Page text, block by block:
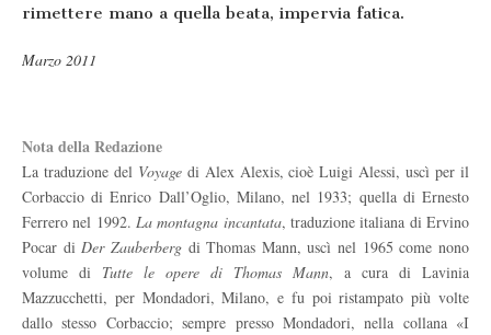
rimettere mano a quella beata, impervia fatica.
Marzo 2011
Nota della Redazione
La traduzione del Voyage di Alex Alexis, cioè Luigi Alessi, uscì per il
Corbaccio di Enrico Dall’Oglio, Milano, nel 1933; quella di Ernesto
Ferrero nel 1992. La montagna incantata, traduzione italiana di Ervino
Pocar diDer Zauberbergdi Thomas Mann, uscì nel 1965 come nono
volume di Tutte le opere di Thomas Mann, a cura di Lavinia
Mazzucchetti, per Mondadori, Milano, e fu poi ristampato più volte
dallo stesso Corbaccio; sempre presso Mondadori, nella collana «I